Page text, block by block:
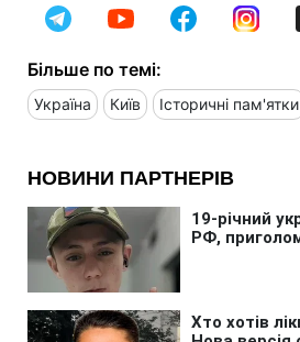
Більше по темі:
Україна Київ Історичні пам'ятки